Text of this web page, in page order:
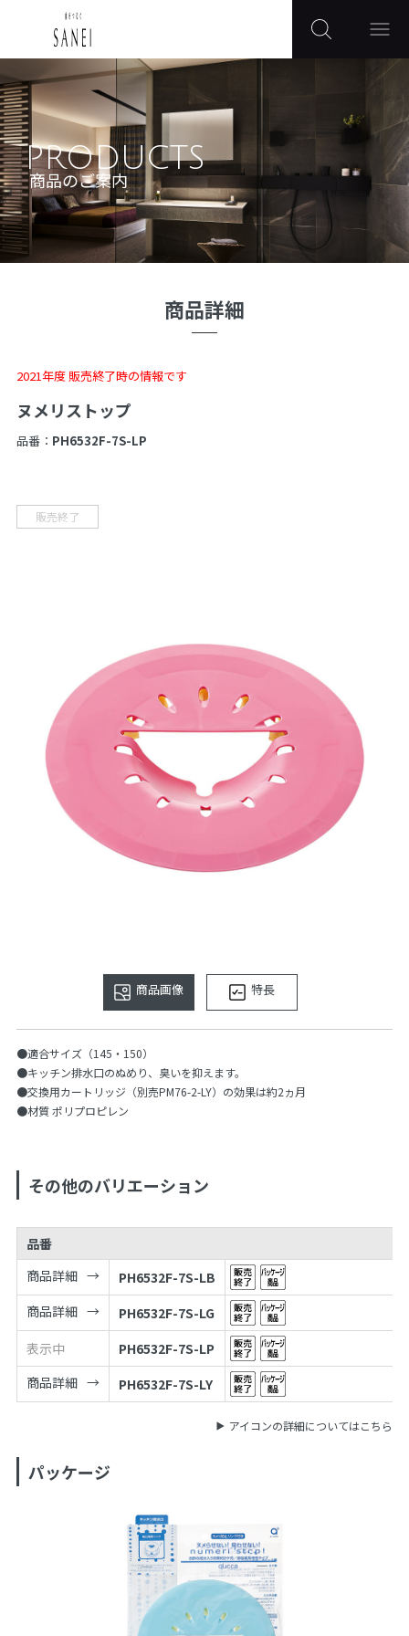
PRODUCTS
商品のご案内
商品詳細
2021年度 販売終了時の情報です
ヌメリストップ
品番： PH6532F-7S-LP
販売終了
商品画像 特長
●適合サイズ（145・150）
●キッチン排水口のぬめり、臭いを抑えます。
●交換用カートリッジ（別売PM76-2-LY）の効果は約2ヵ月
●材質 ポリプロピレン
その他のバリエーション
品番
商品詳細
PH6532F-7S-LB
商品詳細
PH6532F-7S-LG
表示中
PH6532F-7S-LP
商品詳細
PH6532F-7S-LY
アイコンの詳細についてはこちら
パッケージ